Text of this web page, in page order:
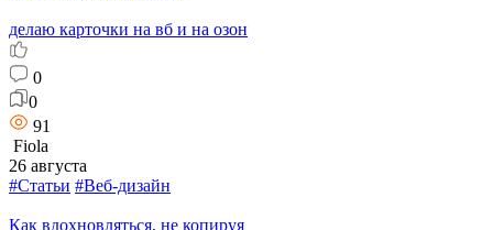
делаю карточки на вб и на озон
0
0
91
Fiola
26 августа
#Статьи #Веб-дизайн
Как вдохновляться, не копируя